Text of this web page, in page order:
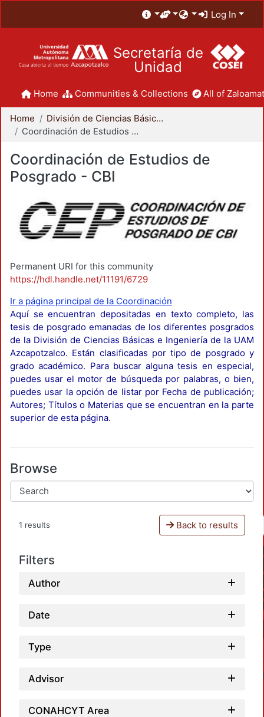
Log In
Secretaría de
Unidad
Home Communities & Collections All of
Home
División de Ciencias Básicas e Ingeniería
Coordinación de Estudios de Posgrado - CBI
Coordinación de Estudios de
Posgrado - CBI
Permanent URI for this community
https://hdl.handle.net/11191/6729
Ir a página principal de la Coordinación
Aquí se encuentran depositadas en texto completo, las
tesis de posgrado emanadas de los diferentes posgrados
de la División de Ciencias Básicas e Ingeniería de la UAM
Azcapotzalco. Están clasificadas por tipo de posgrado y
grado académico. Para buscar alguna tesis en especial,
puedes usar el motor de búsqueda por palabras, o bien,
puedes usar la opción de listar por Fecha de publicación;
Autores; Títulos o Materias que se encuentran en la parte
superior de esta página.
Browse
1 results Back to results
Filters
Author
Date
Type
Advisor
CONAHCYT Area